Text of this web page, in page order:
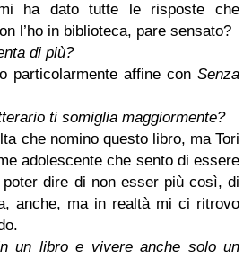
ha dato tutte le risposte che
l’ho in biblioteca, pare sensato?
di più?
particolarmente affine con Senza
ti somiglia maggiormente?
che nomino questo libro, ma Tori
adolescente che sento di essere
dire di non esser più così, di
anche, ma in realtà mi ci ritrovo
un libro e vivere anche solo un